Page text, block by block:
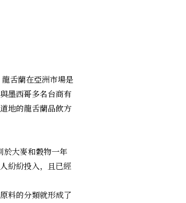
舌蘭在亞洲市場是
墨西哥多名台商有
地的龍舌蘭品飲方
於大麥和穀物一年
紛紛投入，且已經
料的分類就形成了